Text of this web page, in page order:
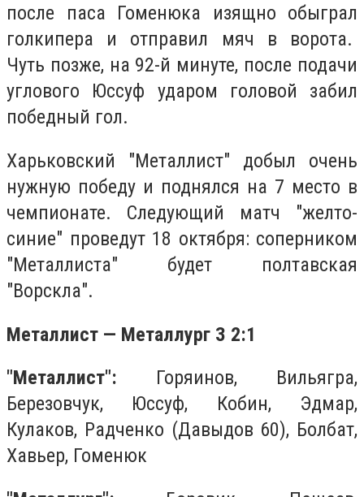
после паса Гоменюка изящно обыграл
голкипера и отправил мяч в ворота.
Чуть позже, на 92-й минуте, после подачи
углового Юссуф ударом головой забил
победный гол.
Харьковский "Металлист" добыл очень
нужную победу и поднялся на 7 место в
чемпионате. Следующий матч "желто-
синие" проведут 18 октября: соперником
"Металлиста" будет полтавская
"Ворскла".
Металлист — Металлург З 2:1
"Металлист": Горяинов, Вильягра,
Березовчук, Юссуф, Кобин, Эдмар,
Кулаков, Радченко (Давыдов 60), Болбат,
Хавьер, Гоменюк